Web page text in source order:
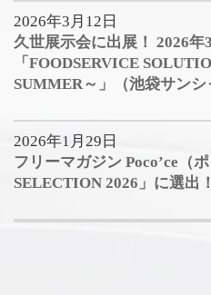
2026年3月12日
久世展示会に出展！ 2026年
「FOODSERVICE
SUMMER～」（池袋サンシ
2026年1月29日
フリーマガジン Poco’ce（
SELECTION 2026」に選出！